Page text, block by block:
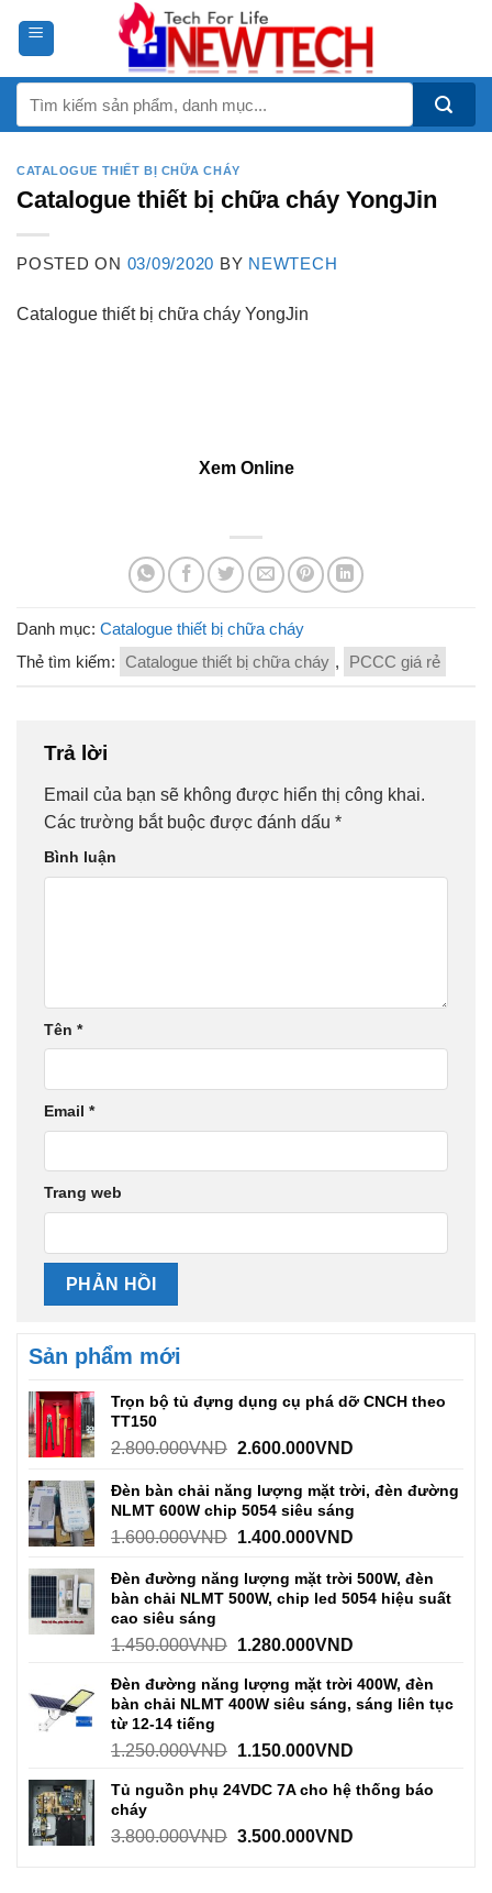
kiếm:
CATALOGUE THIẾT BỊ CHỮA CHÁY
Catalogue thiết bị chữa cháy YongJin
POSTED ON 03/09/2020 BY NEWTECH
Catalogue thiết bị chữa cháy YongJin
Xem Online
Danh mục: Catalogue thiết bị chữa cháy
Thẻ tìm kiếm: Catalogue thiết bị chữa cháy , PCCC giá rẻ
Trả lời
Email của bạn sẽ không được hiển thị công khai.
Các trường bắt buộc được đánh dấu *
Bình luận
Tên *
Email *
Trang web
Sản phẩm mới
Trọn bộ tủ đựng dụng cụ phá dỡ CNCH theo
TT150
2.800.000VND 2.600.000VND
Đèn bàn chải năng lượng mặt trời, đèn đường
NLMT 600W chip 5054 siêu sáng
1.600.000VND 1.400.000VND
Đèn đường năng lượng mặt trời 500W, đèn
bàn chải NLMT 500W, chip led 5054 hiệu suất
cao siêu sáng
1.450.000VND 1.280.000VND
Đèn đường năng lượng mặt trời 400W, đèn
bàn chải NLMT 400W siêu sáng, sáng liên tục
từ 12-14 tiếng
1.250.000VND 1.150.000VND
Tủ nguồn phụ 24VDC 7A cho hệ thống báo
cháy
3.800.000VND 3.500.000VND